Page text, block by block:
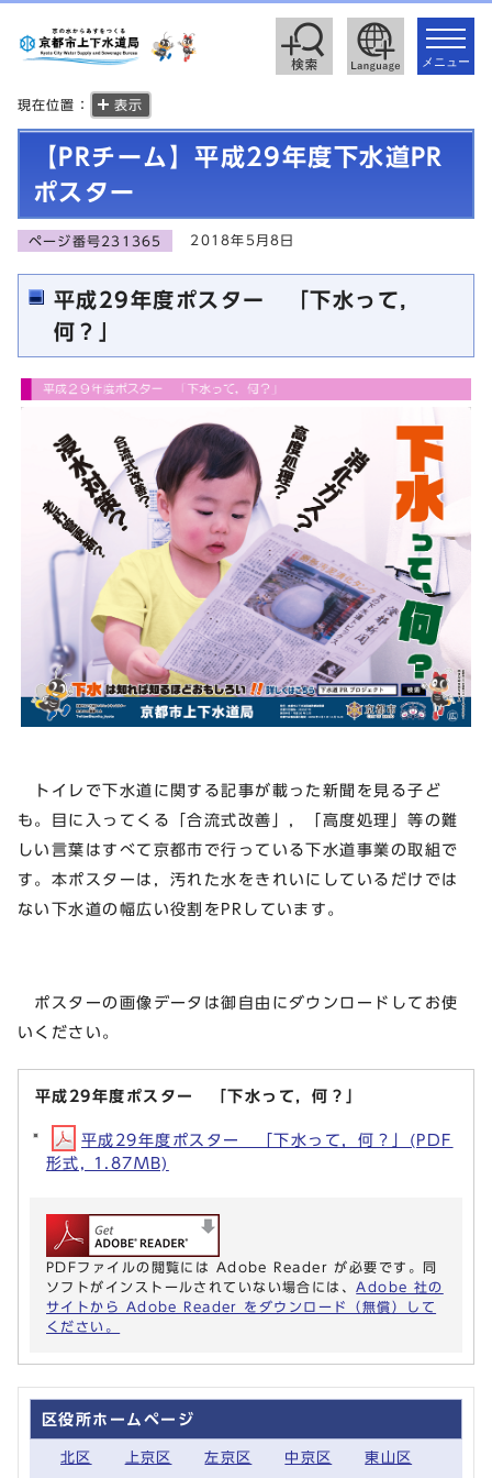
toggle
メニュー
現在位置： 表示
【PRチーム】平成29年度下水道PR
ポスター
ページ番号231365 2018年5月8日
平成29年度ポスター 「下水って，
何？」
トイレで下水道に関する記事が載った新聞を見る子ど
も。目に入ってくる「合流式改善」，「高度処理」等の難
しい言葉はすべて京都市で行っている下水道事業の取組で
す。本ポスターは，汚れた水をきれいにしているだけでは
ない下水道の幅広い役割をPRしています。
ポスターの画像データは御自由にダウンロードしてお使
いください。
平成29年度ポスター 「下水って，何？」
平成29年度ポスター 「下水って，何？」(PDF
形式, 1.87MB)
PDFファイルの閲覧には Adobe Reader が必要です。同
ソフトがインストールされていない場合には、 Adobe 社の
サイトから Adobe Reader をダウンロード（無償）して
ください。
区役所ホームページ
北区 上京区 左京区 中京区 東山区